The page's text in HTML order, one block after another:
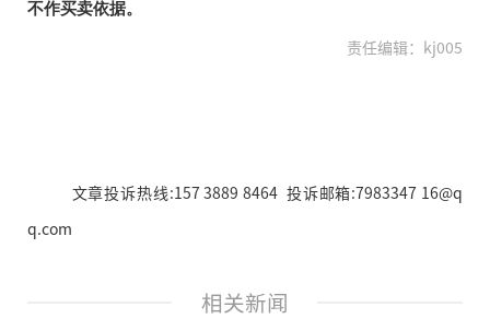
不作买卖依据。
责任编辑：kj005
文章投诉热线:157 3889 8464 投诉邮箱:7983347 16@q
q.com
相关新闻